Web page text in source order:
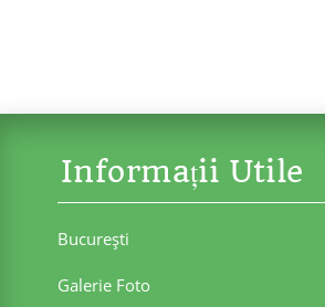
Informații Utile
Bucureşti
Galerie Foto